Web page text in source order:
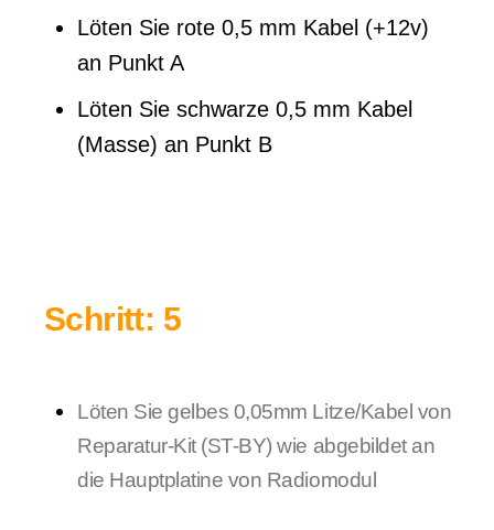
Löten Sie rote 0,5 mm Kabel (+12v)
an Punkt A
Löten Sie schwarze 0,5 mm Kabel
(Masse) an Punkt B
Schritt: 5
Löten Sie gelbes 0,05mm Litze/Kabel von
Reparatur-Kit (ST-BY) wie abgebildet an
die Hauptplatine von Radiomodul